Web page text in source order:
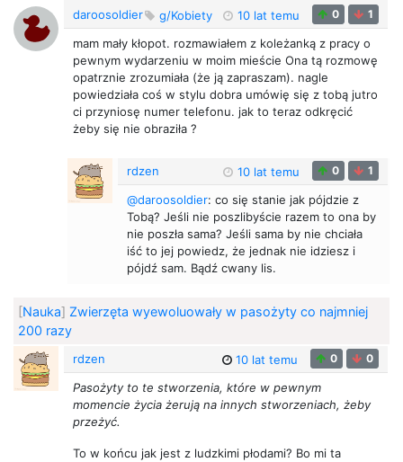
daroosoldier g/Kobiety 10 lat temu 0 1
mam mały kłopot. rozmawiałem z koleżanką z pracy o
pewnym wydarzeniu w moim mieście Ona tą rozmowę
opatrznie zrozumiała (że ją zapraszam). nagle
powiedziała coś w stylu dobra umówię się z tobą jutro
ci przyniosę numer telefonu. jak to teraz odkręcić
żeby się nie obraziła ?
rdzen 10 lat temu 0 1
@daroosoldier: co się stanie jak pójdzie z
Tobą? Jeśli nie poszlibyście razem to ona by
nie poszła sama? Jeśli sama by nie chciała
iść to jej powiedz, że jednak nie idziesz i
pójdź sam. Bądź cwany lis.
[Nauka] Zwierzęta wyewoluowały w pasożyty co najmniej
200 razy
rdzen 10 lat temu 0 0
Pasożyty to te stworzenia, które w pewnym
momencie życia żerują na innych stworzeniach, żeby
przeżyć.
To w końcu jak jest z ludzkimi płodami? Bo mi ta